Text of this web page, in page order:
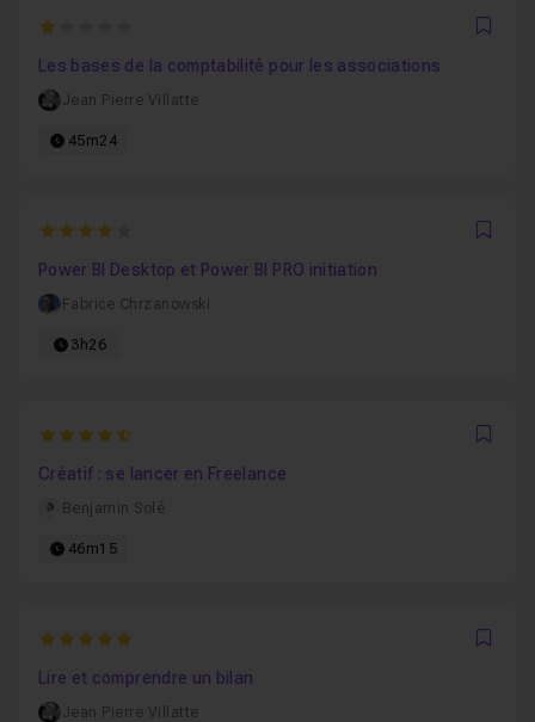
1
Les bases de la comptabilité pour les associations
Jean Pierre Villatte
45m24
4
Power BI Desktop et Power BI PRO initiation
Fabrice Chrzanowski
3h26
4.6666666666667
Créatif : se lancer en Freelance
Benjamin Solé
46m15
5
Lire et comprendre un bilan
Jean Pierre Villatte